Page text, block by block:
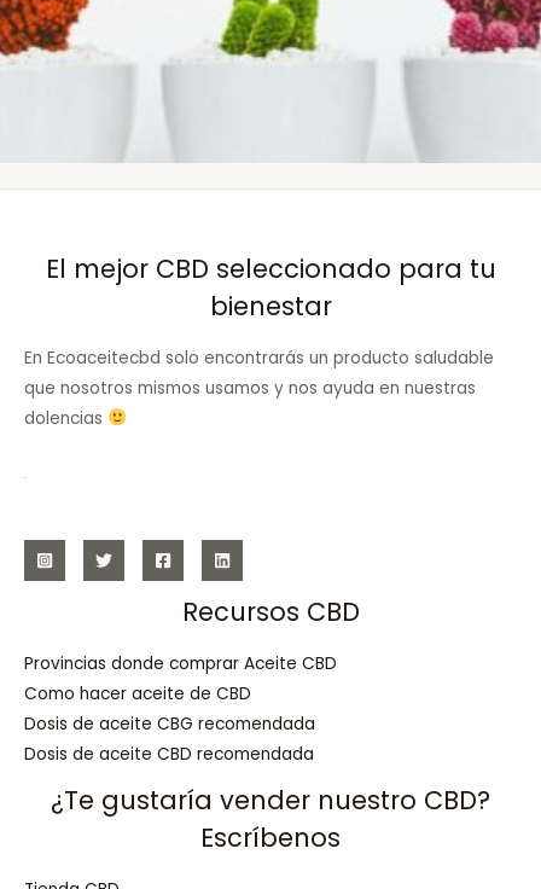
El mejor CBD seleccionado para tu
bienestar
En Ecoaceitecbd solo encontrarás un producto saludable
que nosotros mismos usamos y nos ayuda en nuestras
dolencias
Recursos CBD
Provincias donde comprar Aceite CBD
Como hacer aceite de CBD
Dosis de aceite CBG recomendada
Dosis de aceite CBD recomendada
¿Te gustaría vender nuestro CBD?
Escríbenos